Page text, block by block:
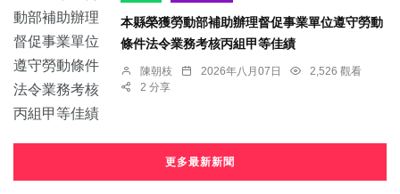
本縣榮獲勞動部補助辦理督促事業單位遵守勞動
條件法令業務考核丙組甲等佳績
陳朝枝 2026年八月07日
2,526 觀看
2 分享
更多最新新聞